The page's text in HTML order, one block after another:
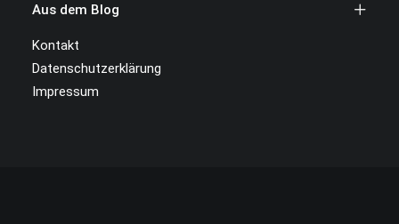
Aus dem Blog
Kontakt
Datenschutzerklärung
Impressum